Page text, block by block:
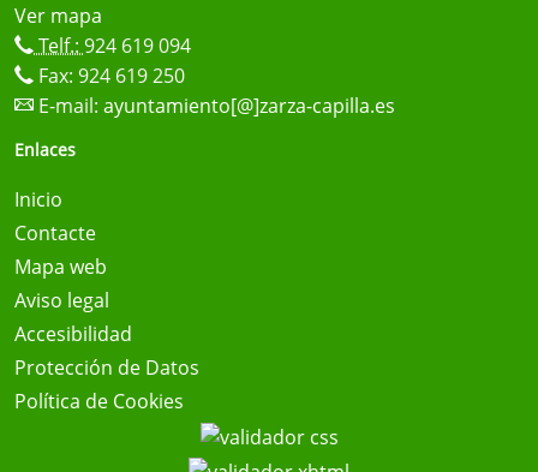
Ver mapa
Telf.: 924 619 094
Fax: 924 619 250
E-mail: ayuntamiento[@]zarza-capilla.es
Enlaces
Inicio
Contacte
Mapa web
Aviso legal
Accesibilidad
Protección de Datos
Política de Cookies